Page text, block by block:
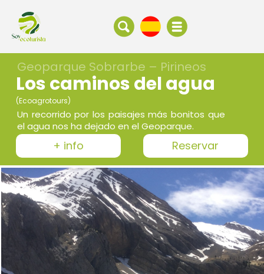
Geoparque Sobrarbe – Pirineos
Los caminos del agua
(Ecoagrotours)
Un recorrido por los paisajes más bonitos que
el agua nos ha dejado en el Geoparque.
+ info Reservar